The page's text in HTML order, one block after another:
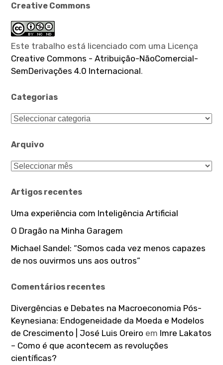
Creative Commons
Este trabalho está licenciado com uma Licença
Creative Commons - Atribuição-NãoComercial-
SemDerivações 4.0 Internacional.
Categorias
Categorias
Arquivo
Arquivo
Artigos recentes
Uma experiência com Inteligência Artificial
O Dragão na Minha Garagem
Michael Sandel: “Somos cada vez menos capazes
de nos ouvirmos uns aos outros”
Comentários recentes
Divergências e Debates na Macroeconomia Pós-
Keynesiana: Endogeneidade da Moeda e Modelos
de Crescimento | José Luis Oreiro em Imre Lakatos
– Como é que acontecem as revoluções
científicas?